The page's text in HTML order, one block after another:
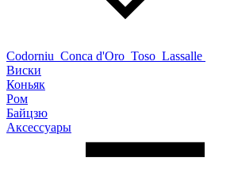
Codorniu Conca d'Oro Toso Lassalle
Виски
Коньяк
Ром
Байцзю
Аксессуары